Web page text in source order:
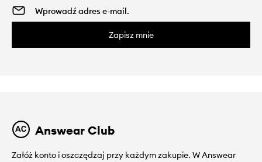
Zapisz mnie
Answear Club
Załóż konto i oszczędzaj przy każdym zakupie. W Answear